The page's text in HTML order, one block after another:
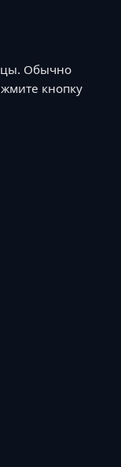
Обычно
кнопку